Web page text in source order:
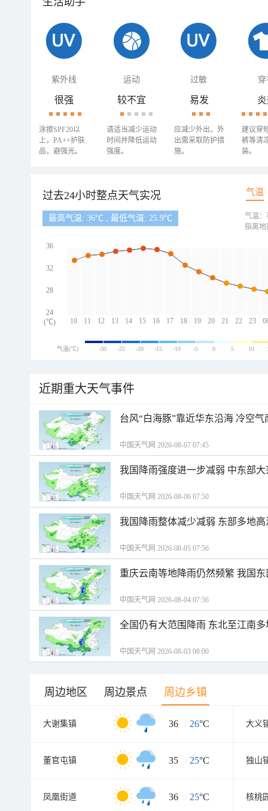
紫外线 运动 过敏 穿
很强
涂擦SPF20以
上，PA++护肤
品，避强光。
较不宜
请适当减少运动
时间并降低运动
强度。
易发
应减少外出，外
出需采取防护措
施。
建议穿
裤等清
装。
过去24小时整点天气实况 气温
最高气温: 36℃ , 最低气温: 25.9℃
10 11 12 13 14 15 16 17 18 19 20 21 22 23
36
32
28
24
(℃)
气温：
指离地
气温(℃) -30 -25 -20 -15 -10 -5 0 5 10
近期重大天气事件
台风“白海豚”靠近华东沿海 冷空
中国天气网 2026-08-07 07:45
我国降雨强度进一步减弱 中东部
中国天气网 2026-08-06 07:50
我国降雨整体减少减弱 东部多地
中国天气网 2026-08-05 07:56
重庆云南等地降雨仍然频繁 我国
中国天气网 2026-08-04 07:56
全国仍有大范围降雨 东北至江南
中国天气网 2026-08-03 08:00
周边地区 周边景点 周边乡镇
大谢集镇 36 / 26°C 大义
董官屯镇 35 / 25°C 独山
凤凰街道 36 / 25°C 核桃